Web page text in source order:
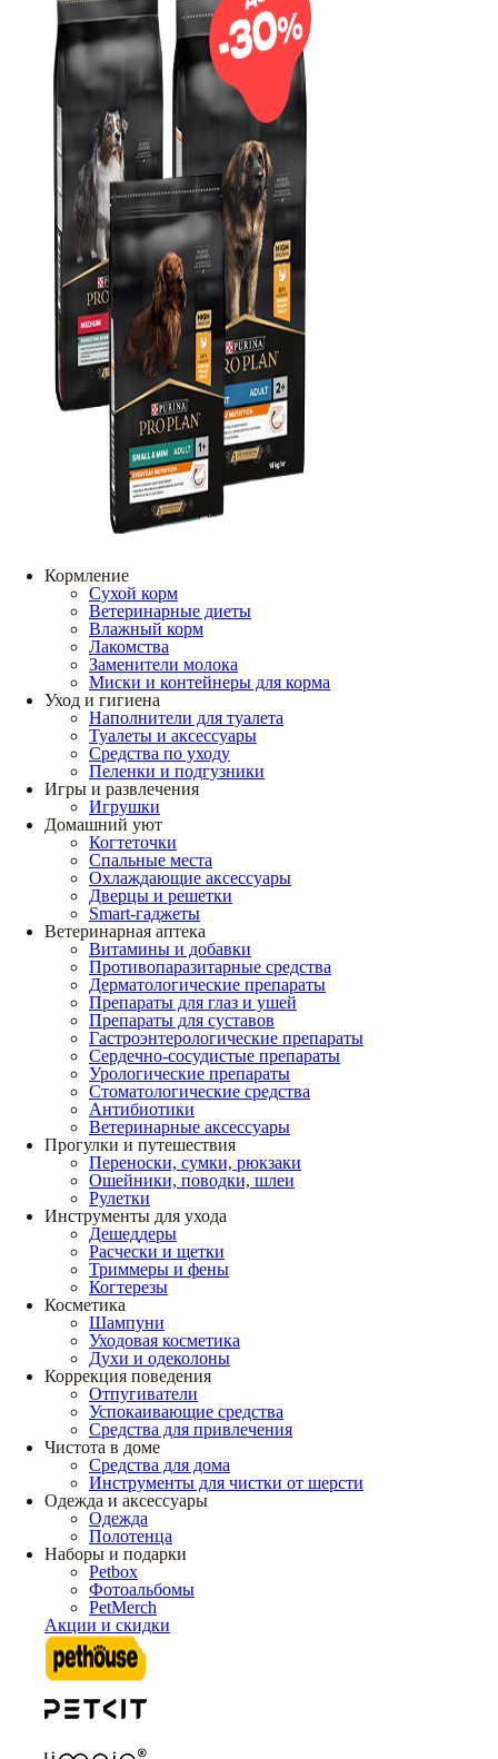
Кормление
Сухой корм
Ветеринарные диеты
Влажный корм
Лакомства
Заменители молока
Миски и контейнеры для корма
Уход и гигиена
Наполнители для туалета
Туалеты и аксессуары
Средства по уходу
Пеленки и подгузники
Игры и развлечения
Игрушки
Домашний уют
Когтеточки
Спальные места
Охлаждающие аксессуары
Дверцы и решетки
Smart-гаджеты
Ветеринарная аптека
Витамины и добавки
Противопаразитарные средства
Дерматологические препараты
Препараты для глаз и ушей
Препараты для суставов
Гастроэнтерологические препараты
Сердечно-сосудистые препараты
Урологические препараты
Стоматологические средства
Антибиотики
Ветеринарные аксессуары
Прогулки и путешествия
Переноски, сумки, рюкзаки
Ошейники, поводки, шлеи
Рулетки
Инструменты для ухода
Дешеддеры
Расчески и щетки
Триммеры и фены
Когтерезы
Косметика
Шампуни
Уходовая косметика
Духи и одеколоны
Коррекция поведения
Отпугиватели
Успокаивающие средства
Средства для привлечения
Чистота в доме
Средства для дома
Инструменты для чистки от шерсти
Одежда и аксессуары
Одежда
Полотенца
Наборы и подарки
Petbox
Фотоальбомы
PetMerch
Акции и скидки